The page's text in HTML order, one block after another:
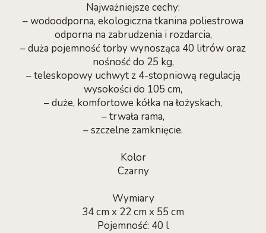
Najważniejsze cechy:
– wodoodporna, ekologiczna tkanina poliestrowa
odporna na zabrudzenia i rozdarcia,
– duża pojemność torby wynosząca 40 litrów oraz
nośność do 25 kg,
– teleskopowy uchwyt z 4-stopniową regulacją
wysokości do 105 cm,
– duże, komfortowe kółka na łożyskach,
– trwała rama,
– szczelne zamknięcie.
Kolor
Czarny
Wymiary
34 cm x 22 cm x 55 cm
Pojemność: 40 l